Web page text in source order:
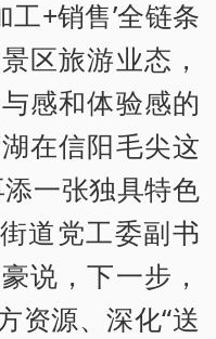
工+销售’全链条
区旅游业态，
感和体验感的
在信阳毛尖这
添一张独具特色
道党工委副书
说，下一步，
资源、深化“送